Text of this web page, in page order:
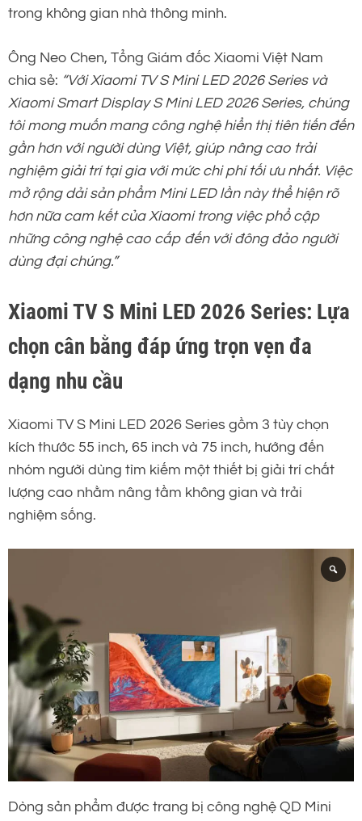
trong không gian nhà thông minh.
Ông Neo Chen, Tổng Giám đốc Xiaomi Việt Nam
chia sẻ: “Với Xiaomi TV S Mini LED 2026 Series và
Xiaomi Smart Display S Mini LED 2026 Series, chúng
tôi mong muốn mang công nghệ hiển thị tiên tiến đến
gần hơn với người dùng Việt, giúp nâng cao trải
nghiệm giải trí tại gia với mức chi phí tối ưu nhất. Việc
mở rộng dải sản phẩm Mini LED lần này thể hiện rõ
hơn nữa cam kết của Xiaomi trong việc phổ cập
những công nghệ cao cấp đến với đông đảo người
dùng đại chúng.”
Xiaomi TV S Mini LED 2026 Series: Lựa
chọn cân bằng đáp ứng trọn vẹn đa
dạng nhu cầu
Xiaomi TV S Mini LED 2026 Series gồm 3 tùy chọn
kích thước 55 inch, 65 inch và 75 inch, hướng đến
nhóm người dùng tìm kiếm một thiết bị giải trí chất
lượng cao nhằm nâng tầm không gian và trải
nghiệm sống.
Dòng sản phẩm được trang bị công nghệ QD Mini